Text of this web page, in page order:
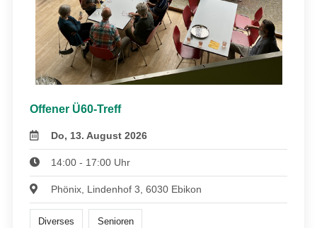
Offener Ü60-Treff
Do, 13. August 2026
14:00 - 17:00 Uhr
Phönix, Lindenhof 3, 6030 Ebikon
Diverses Senioren